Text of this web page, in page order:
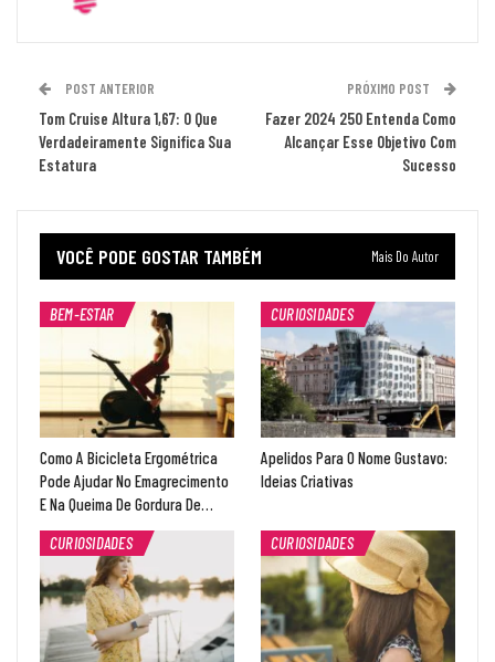
POST ANTERIOR
Tom Cruise Altura 1,67: O Que
Verdadeiramente Significa Sua
Estatura
PRÓXIMO POST
Fazer 2024 250 Entenda Como
Alcançar Esse Objetivo Com
Sucesso
VOCÊ PODE GOSTAR TAMBÉM Mais Do Autor
BEM-ESTAR
Como A Bicicleta Ergométrica
Pode Ajudar No Emagrecimento
E Na Queima De Gordura De…
CURIOSIDADES
Apelidos Para O Nome Gustavo:
Ideias Criativas
CURIOSIDADES CURIOSIDADES